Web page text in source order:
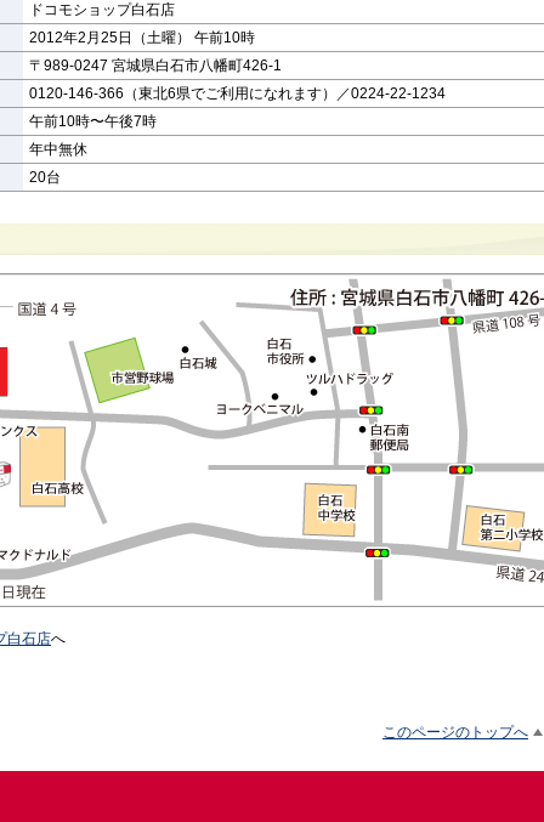
ドコモショップ白石店
2012年2月25日（土曜） 午前10時
〒989-0247 宮城県白石市八幡町426-1
0120-146-366（東北6県でご利用になれます）／0224-22-1234
午前10時〜午後7時
年中無休
20台
白石店へ
このページのトップへ